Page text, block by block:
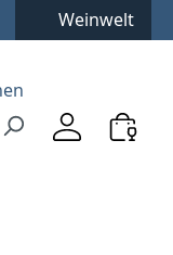
Weinwelt